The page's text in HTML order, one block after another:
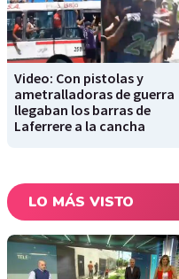
Video: Con pistolas y
ametralladoras de guerra
llegaban los barras de
Laferrere a la cancha
LO MÁS VISTO